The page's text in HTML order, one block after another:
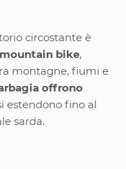
circostante è
bike,
montagne, fiumi e
offrono
estendono fino al
sarda.